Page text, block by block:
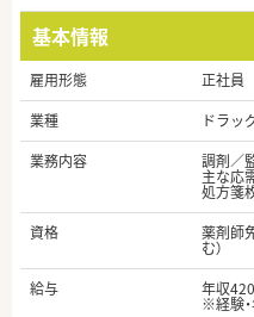
基本情報
雇用形態
正社員
業種
ドラッ
業務内容
調剤／
主な応
処方箋
資格
薬剤師
む）
給与
年収
※経験